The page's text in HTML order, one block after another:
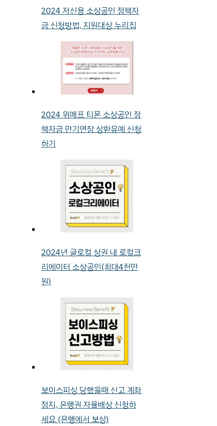
2024 저신용 소상공인 정책자
금 신청방법, 지원대상 누리집
2024 위메프 티몬 소상공인 정
책자금 만기연장 상환유예 신청
하기
2024년 글로컬 상권 내 로컬크
리에이터 소상공인(최대4천만
원)
보이스피싱 당했을때 신고 계좌
정지, 은행권 자율배상 신청하
세요 (은행에서 보상)